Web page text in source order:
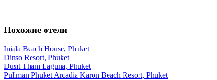
Похожие отели
Iniala Beach House, Phuket
Dinso Resort, Phuket
Dusit Thani Laguna, Phuket
Pullman Phuket Arcadia Karon Beach Resort, Phuket